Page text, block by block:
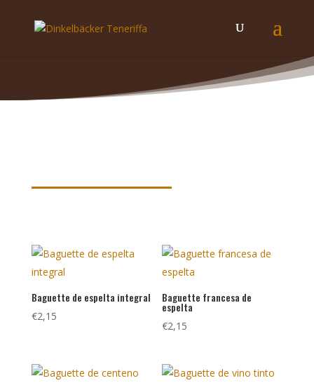
Baguette de espelta integral
€2,15
Baguette francesa de
espelta
€2,15